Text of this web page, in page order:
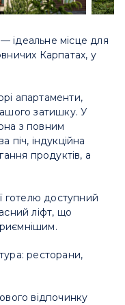
— ідеальне місце для
Карпатах, у
апартаменти,
затишку. У
з повним
піч, індукційна
продуктів, а
готелю доступний
ліфт, що
ресторани,
відпочинку